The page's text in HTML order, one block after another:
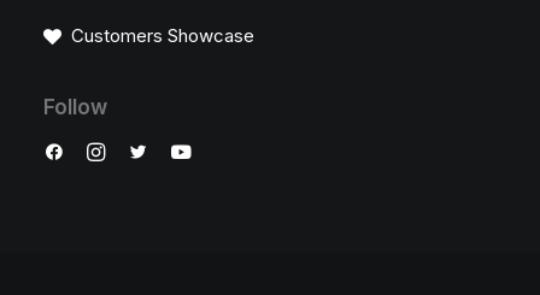
Customers Showcase
Follow